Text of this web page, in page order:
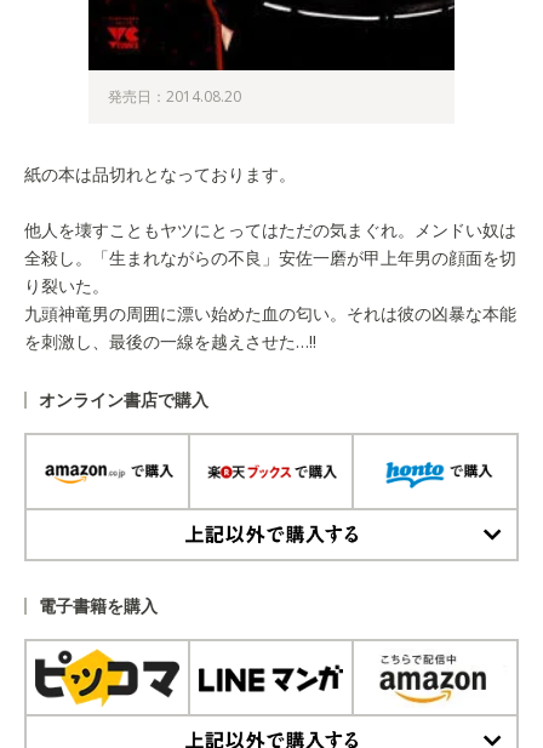
発売日：2014.08.20
紙の本は品切れとなっております。
他人を壊すこともヤツにとってはただの気まぐれ。メンドい奴は
全殺し。「生まれながらの不良」安佐一磨が甲上年男の顔面を切
り裂いた。
九頭神竜男の周囲に漂い始めた血の匂い。それは彼の凶暴な本能
を刺激し、最後の一線を越えさせた…!!
オンライン書店で購入
電子書籍を購入